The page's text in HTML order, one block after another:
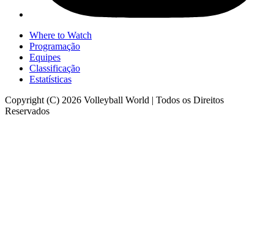
Where to Watch
Programação
Equipes
Classificação
Estatísticas
Copyright (C) 2026 Volleyball World | Todos os Direitos
Reservados